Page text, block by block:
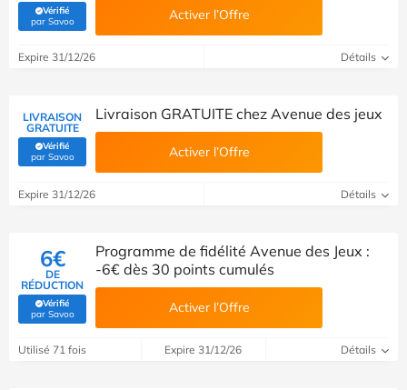
Vérifié
par Savoo(Vérifié par Savoo) Activer l’Offre
Expire 31/12/26 Détails
LIVRAISON
GRATUITE
Vérifié
par Savoo(Vérifié par Savoo)
Livraison GRATUITE chez Avenue des jeux
Activer l’Offre
Expire 31/12/26 Détails
6€
DE
RÉDUCTION
Vérifié
par Savoo(Vérifié par Savoo)
Programme de fidélité Avenue des Jeux :
-6€ dès 30 points cumulés
Activer l’Offre
Utilisé 71 fois Expire 31/12/26 Détails